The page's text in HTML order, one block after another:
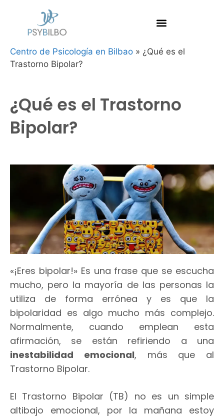
Centro de Psicología en Bilbao » ¿Qué es el
Trastorno Bipolar?
¿Qué es el Trastorno
Bipolar?
«¡Eres bipolar!» Es una frase que se escucha
mucho, pero la mayoría de las personas la
utiliza de forma errónea y es que la
bipolaridad es algo mucho más complejo.
Normalmente, cuando emplean esta
afirmación, se están refiriendo a una
inestabilidad emocional, más que al
Trastorno Bipolar.
El Trastorno Bipolar (TB) no es un simple
altibajo emocional, por la mañana estoy